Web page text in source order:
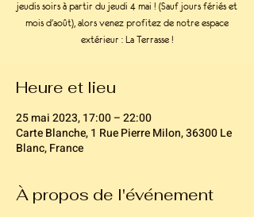
jeudis soirs à partir du jeudi 4 mai ! (Sauf jours fériés et
mois d'août), alors venez profitez de notre espace
extérieur : La Terrasse !
Heure et lieu
25 mai 2023, 17:00 – 22:00
Carte Blanche, 1 Rue Pierre Milon, 36300 Le
Blanc, France
À propos de l'événement